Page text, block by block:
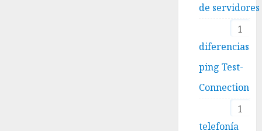
de servidores
1
diferencias
ping Test-
Connection
1
telefonía